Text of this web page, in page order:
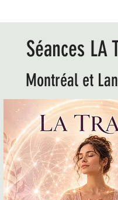
Séances LA
Montréal et